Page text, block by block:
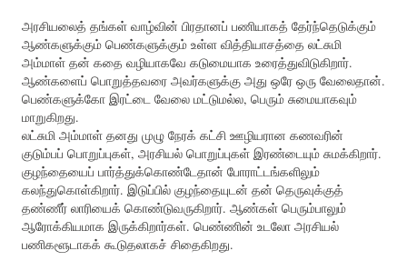
அரசியலைத் தங்கள் வாழ்வின் பிரதானப் பணியாகத் தேர்ந்தெடுக்கும்
ஆண்களுக்கும் பெண்களுக்கும் உள்ள வித்தியாசத்தை லட்சுமி
அம்மாள் தன் கதை வழியாகவே கடுமையாக உரைத்துவிடுகிறார்.
ஆண்களைப் பொறுத்தவரை அவர்களுக்கு அது ஒரே ஒரு வேலைதான்.
பெண்களுக்கோ இரட்டை வேலை மட்டுமல்ல, பெரும் சுமையாகவும்
மாறுகிறது.
லட்சுமி அம்மாள் தனது முழு நேரக் கட்சி ஊழியரான கணவரின்
குடும்பப் பொறுப்புகள், அரசியல் பொறுப்புகள் இரண்டையும் சுமக்கிறார்.
குழந்தையைப் பார்த்துக்கொண்டேதான் போராட்டங்களிலும்
கலந்துகொள்கிறார். இடுப்பில் குழந்தையுடன் தன் தெருவுக்குத்
தண்ணீர் லாரியைக் கொண்டுவருகிறார். ஆண்கள் பெரும்பாலும்
ஆரோக்கியமாக இருக்கிறார்கள். பெண்ணின் உடலோ அரசியல்
பணிகளூடாகக் கூடுதலாகச் சிதைகிறது.